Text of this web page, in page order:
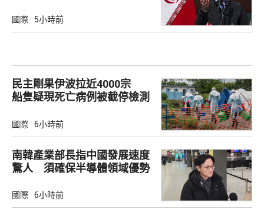
國際 5小時前
民主剛果伊波拉近4000宗
船隻疑現死亡病例被截停檢測
國際 6小時前
南韓產業部長指中國發展速度
驚人 須確保半導體領域優勢
國際 6小時前